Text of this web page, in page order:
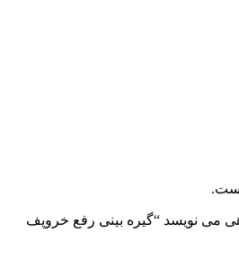
می نویسد “گیره بینی رفع خروپف